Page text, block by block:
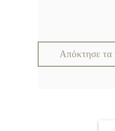
Απόκτησε τα